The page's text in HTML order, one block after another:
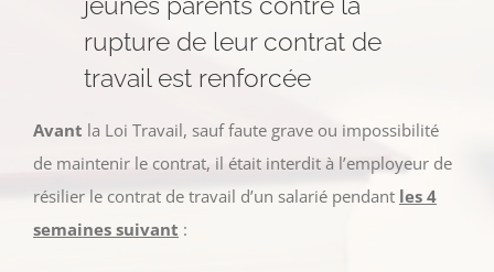
rupture de leur contrat de
travail est renforcée
Avant la Loi Travail, sauf faute grave ou impossibilité
de maintenir le contrat, il était interdit à l’employeur de
résilier le contrat de travail d’un salarié pendant les 4
semaines suivant :